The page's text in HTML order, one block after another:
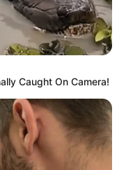
Caught On Camera!